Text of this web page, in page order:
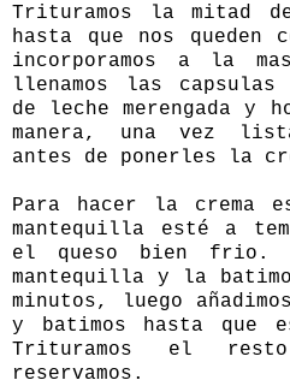
Trituramos la mitad
hasta que nos queden
incorporamos a la
llenamos las
de leche merengada y
manera, una vez
antes de ponerles la
Para hacer la crema
mantequilla esté a
el queso bien frio.
mantequilla y la
minutos, luego
y batimos hasta que
Trituramos el
reservamos.